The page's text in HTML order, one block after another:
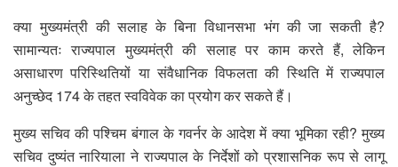
क्या मुख्यमंत्री की सलाह के बिना विधानसभा भंग की जा सकती है?
सामान्यतः राज्यपाल मुख्यमंत्री की सलाह पर काम करते हैं, लेकिन
असाधारण परिस्थितियों या संवैधानिक विफलता की स्थिति में राज्यपाल
अनुच्छेद 174 के तहत स्वविवेक का प्रयोग कर सकते हैं।
मुख्य सचिव की पश्चिम बंगाल के गवर्नर के आदेश में क्या भूमिका रही? मुख्य
सचिव दुष्यंत नारियाला ने राज्यपाल के निर्देशों को प्रशासनिक रूप से लागू